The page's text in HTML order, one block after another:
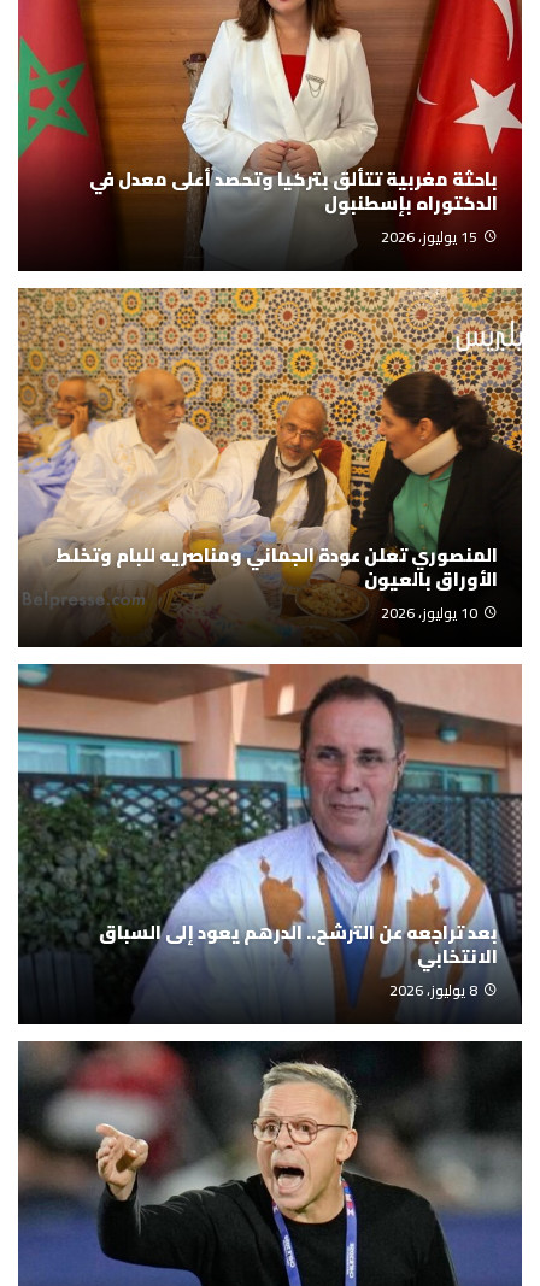
باحثة مغربية تتألق بتركيا وتحصد أعلى معدل في
الدكتوراه بإسطنبول
15 يوليوز، 2026
المنصوري تعلن عودة الجماني ومناصريه للبام وتخلط
الأوراق بالعيون
10 يوليوز، 2026
بعد تراجعه عن الترشح.. الدرهم يعود إلى السباق
الانتخابي
8 يوليوز، 2026